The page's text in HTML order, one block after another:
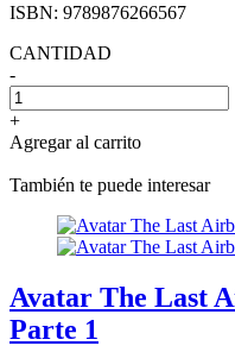
ISBN: 9789876266567
CANTIDAD
-
+
Agregar al carrito
También te puede interesar
Avatar The Last
Parte 1